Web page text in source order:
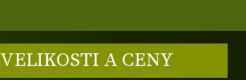
VELIKOSTI A CENY